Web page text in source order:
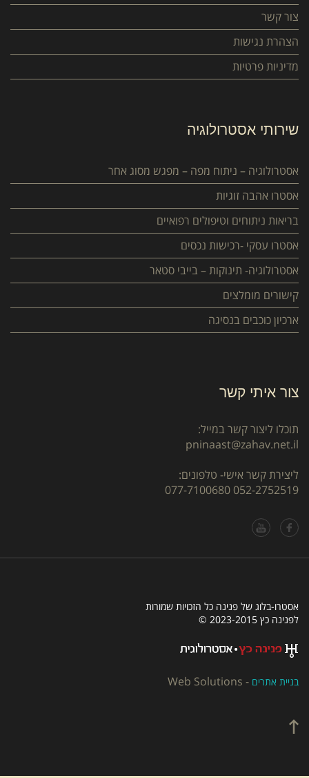
צור קשר
הצהרת נגישות
מדיניות פרטיות
שירותי אסטרולוגיה
אסטרולוגיה – ניתוח מפה – מפגש מסוג אחר
אסטרו אהבה זוגיות
בריאות ניתוחים וטיפולים רפואיים
אסטרו עסקי -רכישות נכסים
אסטרולוגיה- תינוקות – בייבי סטאר
קישורים מומלצים
ארכיון כוכבים בנסיגה
צור איתי קשר
תוכלו ליצור קשר במייל:
pninaast@zahav.net.il
ליצירת קשר אישי- טלפונים:
052-2752519
077-7100680
אסטרו-בלוג של פנינה כל הזכויות שמורות
לפנינה כץ 2023-2015 ©
בניית אתרים -
Web Solutions